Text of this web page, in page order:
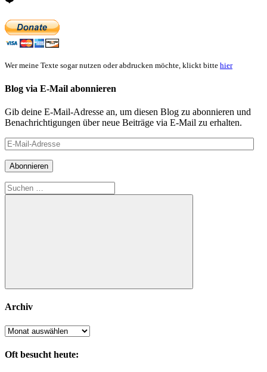
Wer meine Texte sogar nutzen oder abdrucken möchte, klickt bitte hier
Blog via E-Mail abonnieren
Gib deine E-Mail-Adresse an, um diesen Blog zu abonnieren und
Benachrichtigungen über neue Beiträge via E-Mail zu erhalten.
E-
Mail-
Adresse
Abonnieren
Suchen
nach:
Suchen
Archiv
Archiv
Oft besucht heute: